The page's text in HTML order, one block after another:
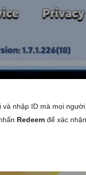
nhập ID mà mọi
Redeem để xác